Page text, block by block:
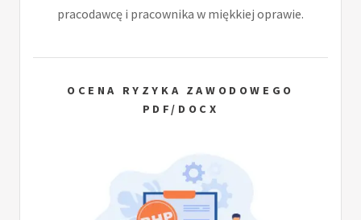
pracodawcę i pracownika w miękkiej oprawie.
OCENA RYZYKA ZAWODOWEGO
PDF/DOCX